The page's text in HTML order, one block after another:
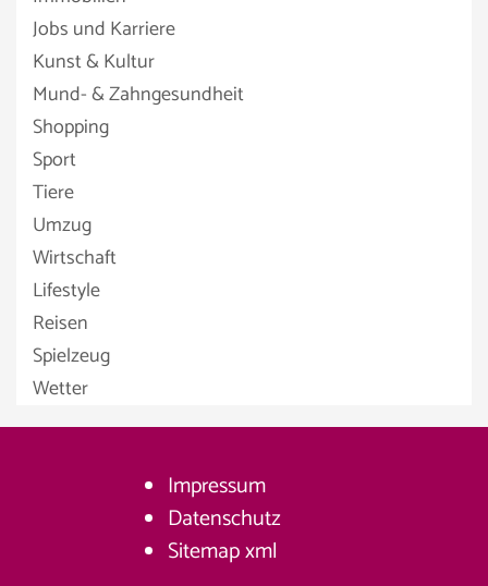
Jobs und Karriere
Kunst & Kultur
Mund- & Zahngesundheit
Shopping
Sport
Tiere
Umzug
Wirtschaft
Lifestyle
Reisen
Spielzeug
Wetter
Impressum
Datenschutz
Sitemapxml